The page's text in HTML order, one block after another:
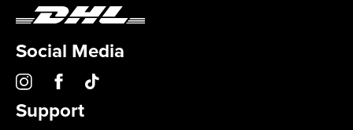
Social Media
Support